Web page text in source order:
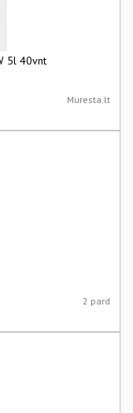
5l 40vnt
Muresta.lt
2 pard